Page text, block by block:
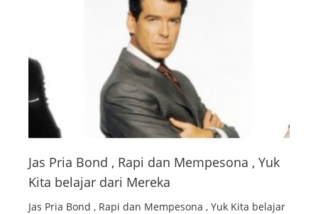
Jas Pria Bond , Rapi dan Mempesona , Yuk
Kita belajar dari Mereka
Jas Pria Bond , Rapi dan Mempesona , Yuk Kita belajar